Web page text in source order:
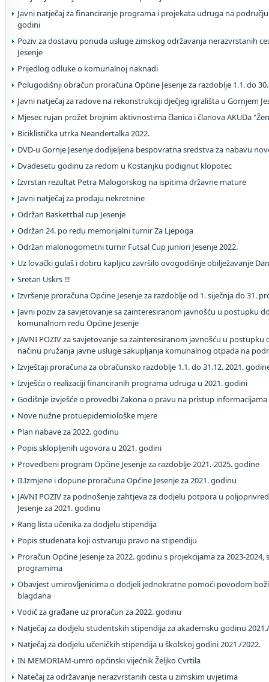
Javni natječaj za financiranje programa i projekata udruga na području
godini
Poziv za dostavu ponuda usluge zimskog održavanja nerazvrstanih
Jesenje
Prijedlog odluke o komunalnoj naknadi
Polugodišnji obračun proračuna Općine Jesenje za razdoblje 1.1. do
Javni natječaj za radove na rekonstrukciji dječjeg igrališta u Gornjem
Mjesec rujan prožet brojnim aktivnostima članica i članova AKUDa
Biciklistička utrka Neandertalka 2022.
DVD-u Gornje Jesenje dodijeljena bespovratna sredstva za nabavu
Dvadesetu godinu za redom u Kostanjku podignut klopotec
Izvrstan rezultat Petra Malogorskog na ispitima državne mature
Javni natječaj za prodaju nekretnine
Održan Baskettbal cup Jesenje
Održan 24. po redu memorijalni turnir Za Ljepoga
Održan malonogometni turnir Futsal Cup juniori Jesenje 2022.
Uz lovački gulaš i dobru kapljicu završilo ovogodišnje obilježavanje
Sretan Uskrs !!!
Izvršenje proračuna Općine Jesenje za razdoblje od 1. siječnja do 31.
Javni poziv za savjetovanje sa zainteresiranom javnošću u postupku
komunalnom redu Općine Jesenje
JAVNI POZIV za savjetovanje sa zainteresiranom javnošću u
načinu pružanja javne usluge sakupljanja komunalnog otpada na
Izvještaji proračuna za obračunsko razdoblje 1.1. do 31.12. 2021.
Izvješća o realizaciji financiranih programa udruga u 2021. godini
Godišnje izvješće o provedbi Zakona o pravu na pristup informacijama
Nove nužne protuepidemiološke mjere
Plan nabave za 2022. godinu
Popis sklopljenih ugovora u 2021. godini
Provedbeni program Općine Jesenje za razdoblje 2021.-2025. godine
II.Izmjene i dopune proračuna Općine Jesenje za 2021. godinu
JAVNI POZIV za podnošenje zahtjeva za dodjelu potpora u
Jesenje za 2021. godinu
Rang lista učenika za dodjelu stipendija
Popis studenata koji ostvaruju pravo na stipendiju
Proračun Općine Jesenje za 2022. godinu s projekcijama za 2023-2024,
programima
Obavjest umirovljenicima o dodjeli jednokratne pomoći povodom
blagdana
Vodič za građane uz proračun za 2022. godinu
Natječaj za dodjelu studentskih stipendija za akademsku godinu
Natječaj za dodjelu učeničkih stipendija u školskoj godini 2021./2022.
IN MEMORIAM-umro općinski vijećnik Željko Cvrtila
Natečaj za održavanje nerazvrstanih cesta u zimskim uvjetima